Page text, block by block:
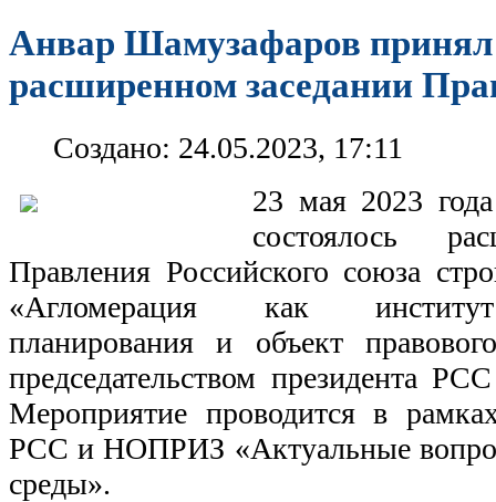
Анвар Шамузафаров принял
расширенном заседании
Создано: 24.05.2023, 17:11
23 мая 2023
состоялось
Правления Российского союза
«Агломерация как институт
планирования и объект
председательством президента
Мероприятие проводится в
РСС и НОПРИЗ «Актуальные
среды».